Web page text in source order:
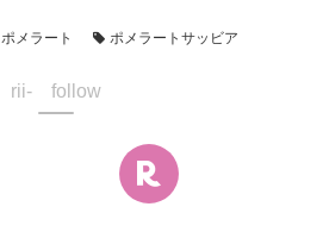
ポメラート ポメラートサッビア
rii- follow